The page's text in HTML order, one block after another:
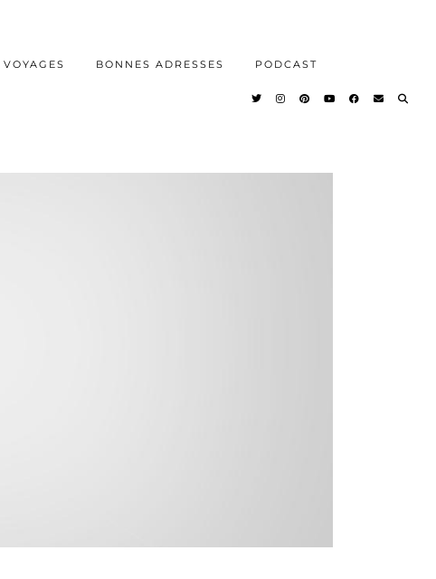
VOYAGES BONNES ADRESSES PODCAST